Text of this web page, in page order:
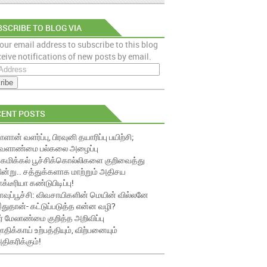
TO BLOG VIA
email address to subscribe to this blog
notifications of new posts by email.
POSTS
வளர்ப்பு, பிரவுனி தயாரிப்பு பயிற்சி;
பல்கலை அழைப்பு
பூச்சிக்கொல்லிகளை குறிவைத்து
சத்துக்களாக மாற்றும் அதிசய
கண்டுபிடிப்பு!
விவசாயிகளின் மெயின் வில்லனே
கட்டுப்படுத்த என்ன வழி?
மேலாண்மை குறித்த அறிவிப்பு
உற்பத்தியும், விற்பனையும்